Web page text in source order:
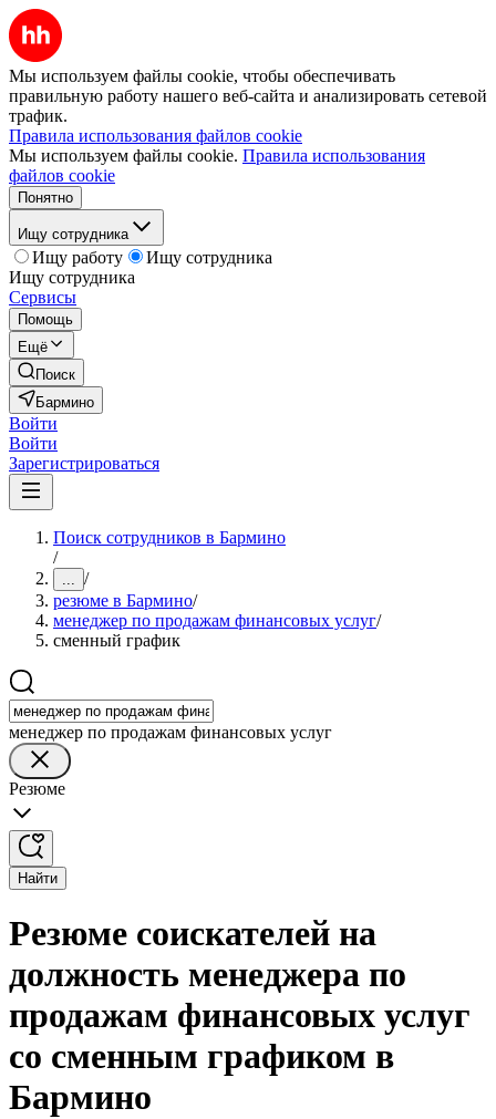
Мы используем файлы cookie, чтобы обеспечивать
правильную работу нашего веб-сайта и анализировать сетевой
трафик.
Правила использования файлов cookie
Мы используем файлы cookie. Правила использования
файлов cookie
Понятно
Ищу сотрудника
Ищу работу
Ищу сотрудника
Ищу сотрудника
Сервисы
Помощь
Ещё
Поиск
Бармино
Войти
Войти
Зарегистрироваться
Поиск сотрудников в Бармино
/
... /
резюме в Бармино/
менеджер по продажам финансовых услуг/
сменный график
менеджер по продажам финансовых услуг
Резюме
Найти
Резюме соискателей на
должность менеджера по
продажам финансовых услуг
со сменным графиком в
Бармино